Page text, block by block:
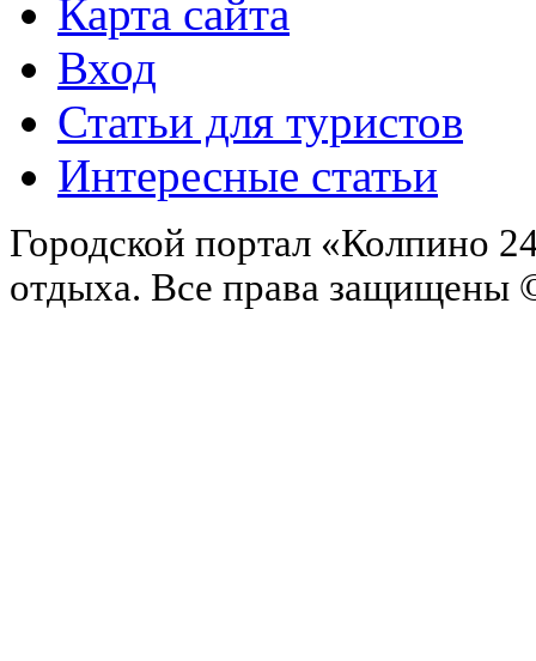
Карта сайта
Вход
Статьи для туристов
Интересные статьи
Городской портал «Колпино
отдыха. Все права защищены